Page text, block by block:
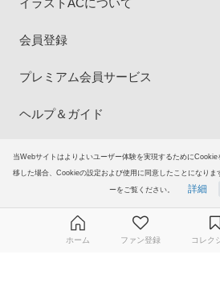
当Webサイトはよりよいユーザー体験を実現するために
移した場合、Cookieの設定および使用に同意したことになり
ーをご覧ください。 詳細
イラストACについて
会員登録
プレミアム会員サービス
ヘルプ＆ガイド
グループサイト
© 2006-2026 イラス
ホーム ファン登録 コレク